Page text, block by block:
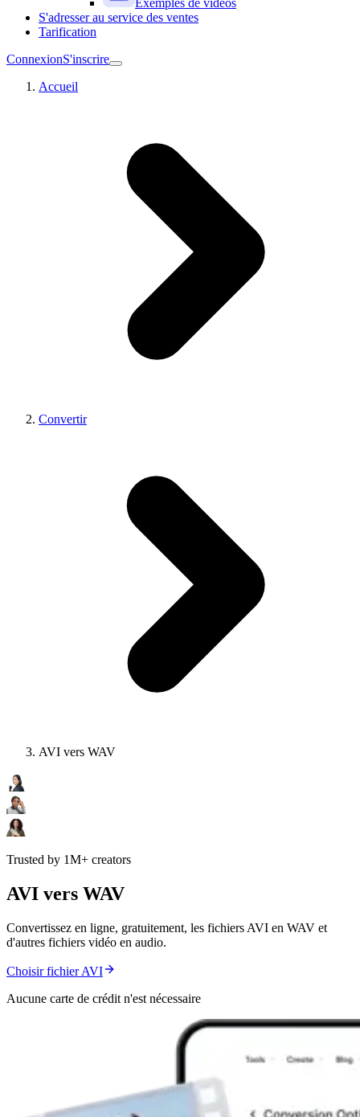
Exemples de vidéos
S'adresser au service des ventes
Tarification
ConnexionS'inscrire
Accueil
Convertir
AVI vers WAV
Trusted by 1M+ creators
AVI vers WAV
Convertissez en ligne, gratuitement, les fichiers AVI en WAV et
d'autres fichiers vidéo en audio.
Choisir fichier AVI
Aucune carte de crédit n'est nécessaire